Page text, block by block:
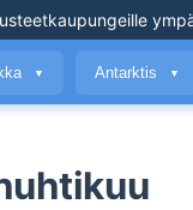
kaupungeille
▼ Antarktis ▼